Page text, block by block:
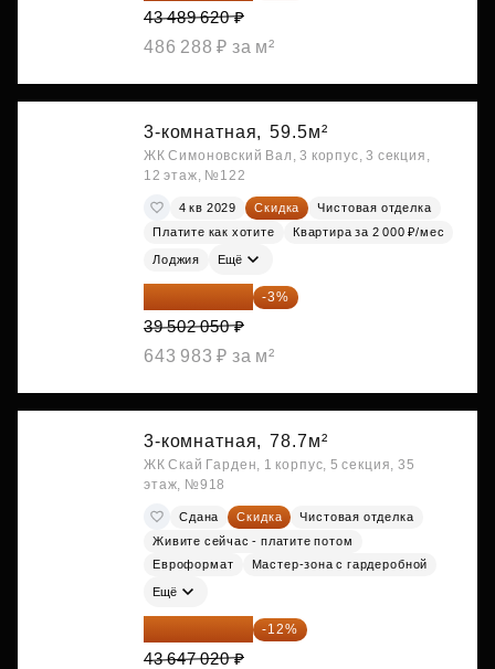
43 489 620 ₽
486 288 ₽ за м²
3-комнатная, 59.5м²
ЖК Симоновский Вал, 3 корпус, 3 секция,
12 этаж, №122
4 кв 2029 Скидка
Чистовая отделка
Платите как хотите
Квартира за 2 000 ₽/мес
Лоджия Ещё
38 316 989 ₽ -3%
39 502 050 ₽
643 983 ₽ за м²
3-комнатная, 78.7м²
ЖК Скай Гарден, 1 корпус, 5 секция, 35
этаж, №918
Сдана Скидка
Чистовая отделка
Живите сейчас - платите потом
Евроформат
Мастер-зона с гардеробной
Ещё
38 409 378 ₽ -12%
43 647 020 ₽